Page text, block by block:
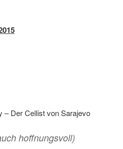
– Der Cellist von Sarajevo
hoffnungsvoll)